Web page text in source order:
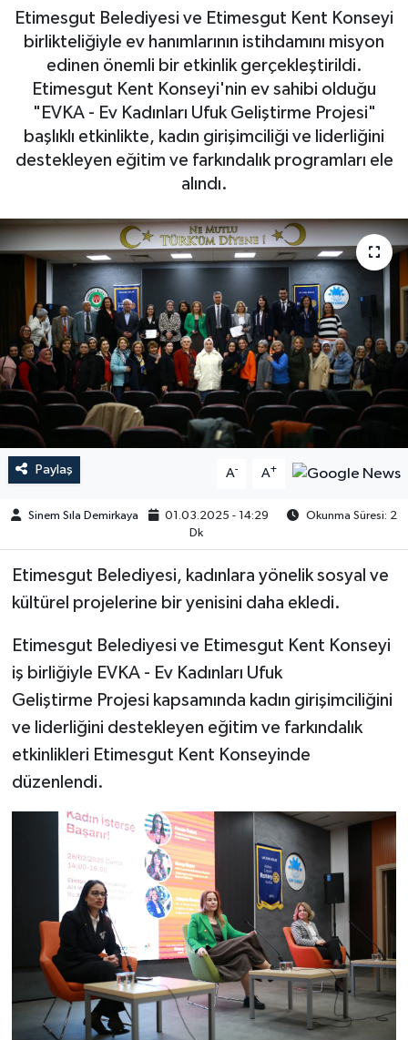
Etimesgut Belediyesi ve Etimesgut Kent Konseyi
birlikteliğiyle ev hanımlarının istihdamını misyon
edinen önemli bir etkinlik gerçekleştirildi.
Etimesgut Kent Konseyi'nin ev sahibi olduğu
"EVKA - Ev Kadınları Ufuk Geliştirme Projesi"
başlıklı etkinlikte, kadın girişimciliği ve liderliğini
destekleyen eğitim ve farkındalık programları ele
alındı.
Paylaş A- A+
Sinem Sıla Demirkaya 01.03.2025 - 14:29
Okunma Süresi: 2
Dk
Etimesgut Belediyesi, kadınlara yönelik sosyal ve
kültürel projelerine bir yenisini daha ekledi.
Etimesgut Belediyesi ve Etimesgut Kent Konseyi
iş birliğiyle EVKA - Ev Kadınları Ufuk
Geliştirme Projesi kapsamında kadın girişimciliğini
ve liderliğini destekleyen eğitim ve farkındalık
etkinlikleri Etimesgut Kent Konseyinde
düzenlendi.